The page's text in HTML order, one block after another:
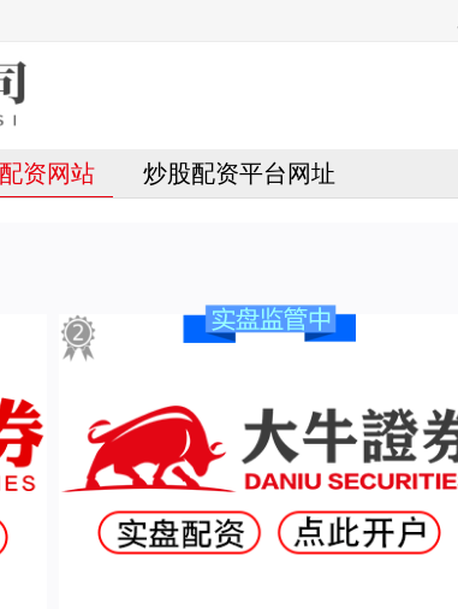
资网站 炒股配资平台网址